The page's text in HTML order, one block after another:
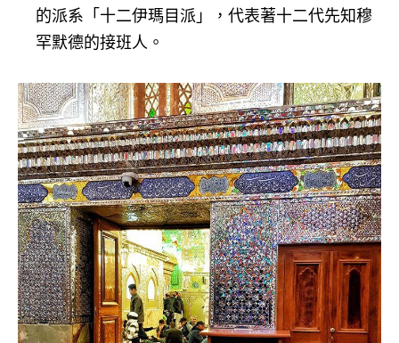
的派系「十二伊瑪目派」，代表著十二代先知穆
罕默德的接班人。